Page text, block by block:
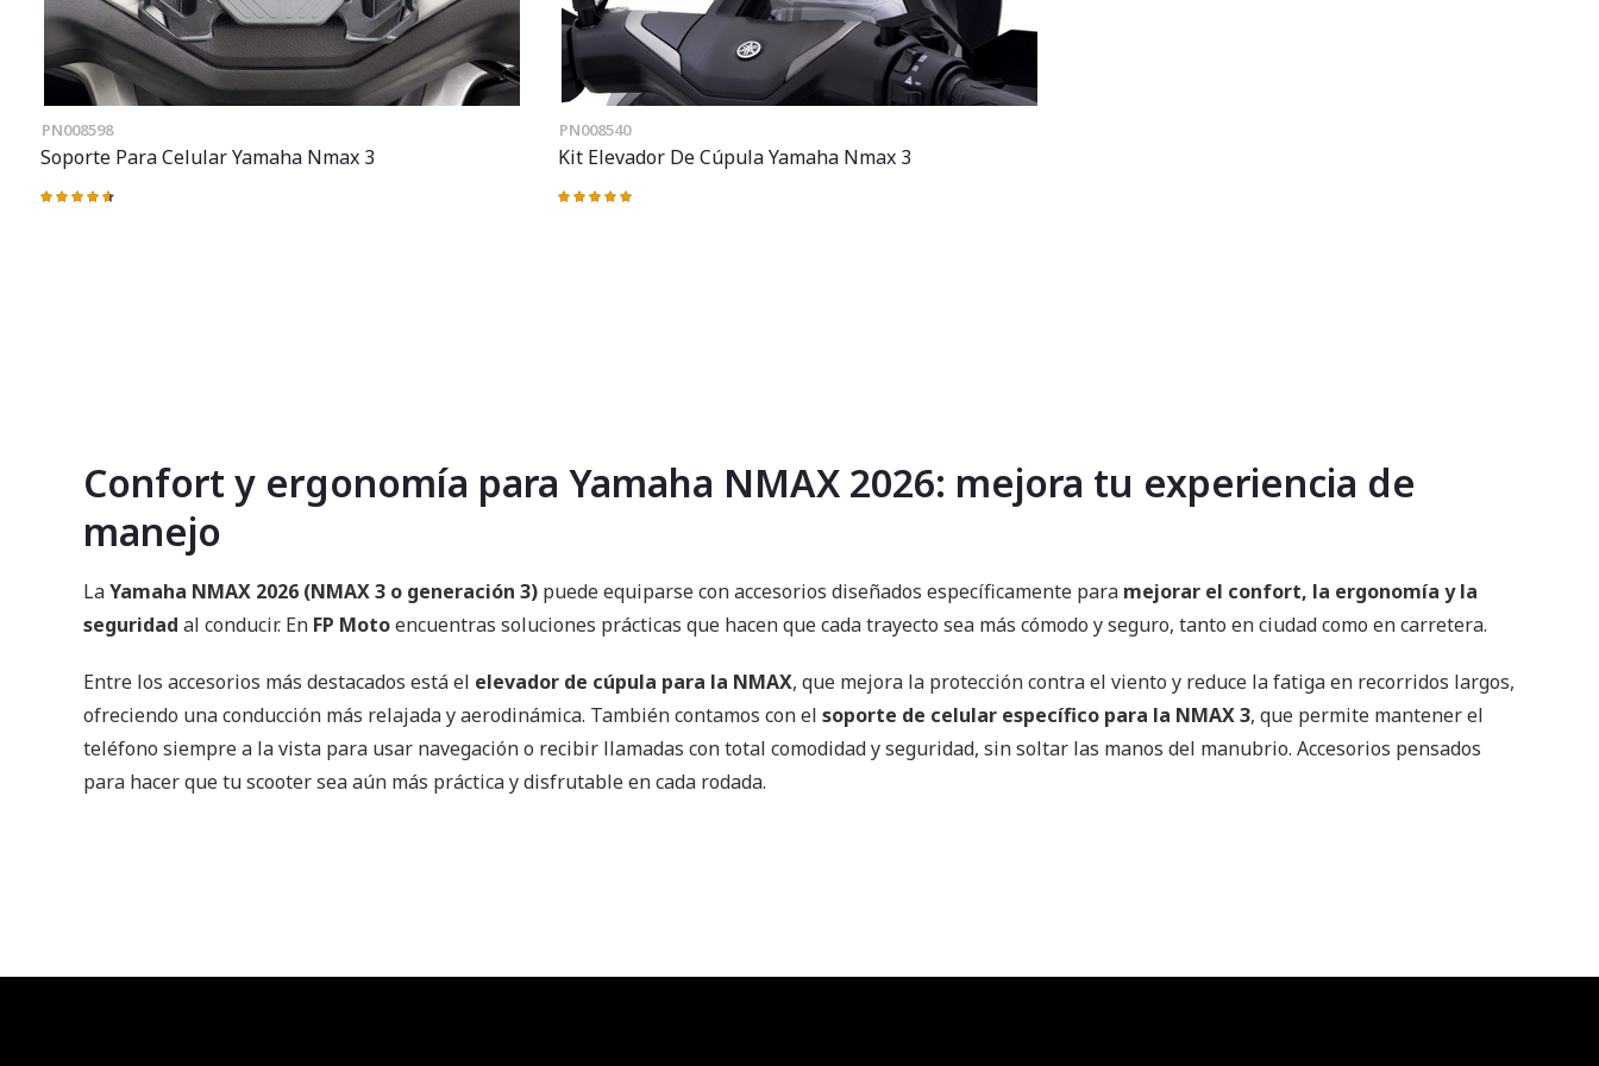
PN008598
Soporte Para Celular Yamaha Nmax 3
Valoración:
PN008540
Kit Elevador De Cúpula Yamaha Nmax 3
Valoración:
Confort y ergonomía para Yamaha NMAX 2026: mejora tu experiencia de
manejo
LaYamaha NMAX 2026 (NMAX 3 o generación 3) puede equiparse con accesorios diseñados específicamente para mejorar el confort, la ergonomía y la
seguridad al conducir. En FP Motoencuentras soluciones prácticas que hacen que cada trayecto sea más cómodo y seguro, tanto en ciudad como en carretera.
Entre los accesorios más destacados está el elevador de cúpula para la NMAX, que mejora la protección contra el viento y reduce la fatiga en recorridos largos,
ofreciendo una conducción más relajada y aerodinámica. También contamos con el soporte de celular específico para la NMAX 3, que permite mantener el
teléfono siempre a la vista para usar navegación o recibir llamadas con total comodidad y seguridad, sin soltar las manos del manubrio. Accesorios pensados
para hacer que tu scooter sea aún más práctica y disfrutable en cada rodada.